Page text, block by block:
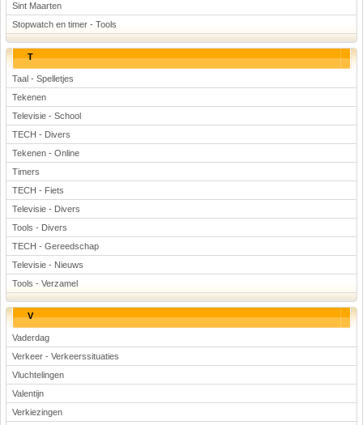
Sint Maarten
Stopwatch en timer - Tools
T
Taal - Spelletjes
Tekenen
Televisie - School
TECH - Divers
Tekenen - Online
Timers
TECH - Fiets
Televisie - Divers
Tools - Divers
TECH - Gereedschap
Televisie - Nieuws
Tools - Verzamel
V
Vaderdag
Verkeer - Verkeerssituaties
Vluchtelingen
Valentijn
Verkiezingen